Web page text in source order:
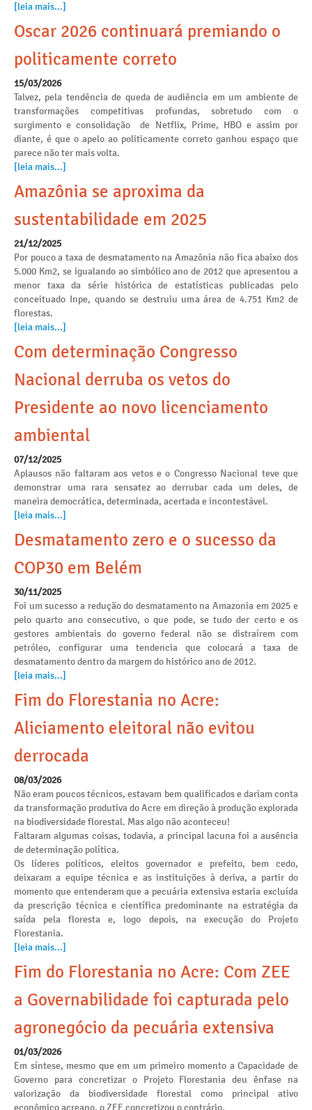
[leia mais...]
Oscar 2026 continuará premiando o
politicamente correto
15/03/2026
Talvez, pela tendência de queda de audiência em um ambiente de
transformações competitivas profundas, sobretudo com o
surgimento e consolidação de Netflix, Prime, HBO e assim por
diante, é que o apelo ao politicamente correto ganhou espaço que
parece não ter mais volta.
[leia mais...]
Amazônia se aproxima da
sustentabilidade em 2025
21/12/2025
Por pouco a taxa de desmatamento na Amazônia não fica abaixo dos
5.000 Km2, se igualando ao simbólico ano de 2012 que apresentou a
menor taxa da série histórica de estatísticas publicadas pelo
conceituado Inpe, quando se destruiu uma área de 4.751 Km2 de
florestas.
[leia mais...]
Com determinação Congresso
Nacional derruba os vetos do
Presidente ao novo licenciamento
ambiental
07/12/2025
Aplausos não faltaram aos vetos e o Congresso Nacional teve que
demonstrar uma rara sensatez ao derrubar cada um deles, de
maneira democrática, determinada, acertada e incontestável.
[leia mais...]
Desmatamento zero e o sucesso da
COP30 em Belém
30/11/2025
Foi um sucesso a redução do desmatamento na Amazonia em 2025 e
pelo quarto ano consecutivo, o que pode, se tudo der certo e os
gestores ambientais do governo federal não se distraírem com
petróleo, configurar uma tendencia que colocará a taxa de
desmatamento dentro da margem do histórico ano de 2012.
[leia mais...]
Fim do Florestania no Acre:
Aliciamento eleitoral não evitou
derrocada
08/03/2026
Não eram poucos técnicos, estavam bem qualificados e dariam conta
da transformação produtiva do Acre em direção à produção explorada
na biodiversidade florestal. Mas algo não aconteceu!
Faltaram algumas coisas, todavia, a principal lacuna foi a ausência
de determinação política.
Os líderes políticos, eleitos governador e prefeito, bem cedo,
deixaram a equipe técnica e as instituições à deriva, a partir do
momento que entenderam que a pecuária extensiva estaria excluída
da prescrição técnica e científica predominante na estratégia da
saída pela floresta e, logo depois, na execução do Projeto
Florestania.
[leia mais...]
Fim do Florestania no Acre: Com ZEE
a Governabilidade foi capturada pelo
agronegócio da pecuária extensiva
01/03/2026
Em síntese, mesmo que em um primeiro momento a Capacidade de
Governo para concretizar o Projeto Florestania deu ênfase na
valorização da biodiversidade florestal como principal ativo
econômico acreano, o ZEE concretizou o contrário.